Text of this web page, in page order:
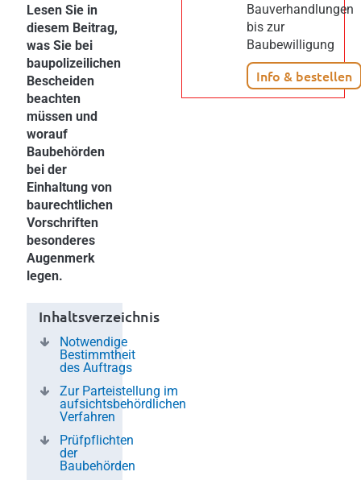
Lesen Sie in
diesem Beitrag,
was Sie bei
baupolizeilichen
Bescheiden
beachten
müssen und
worauf
Baubehörden
bei der
Einhaltung von
baurechtlichen
Vorschriften
besonderes
Augenmerk
legen.
Inhaltsverzeichnis
Notwendige
Bestimmtheit
des Auftrags
Zur Parteistellung im
aufsichtsbehördlichen
Verfahren
Prüfpflichten
der
Baubehörden
Bauverhandlungen
bis zur
Baubewilligung
Info & bestellen